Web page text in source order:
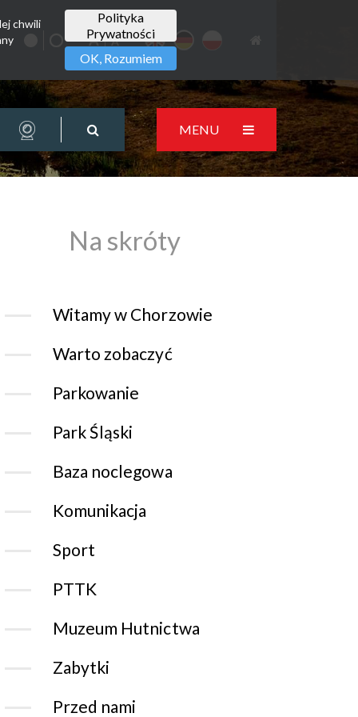
MENU
Na skróty
Witamy w Chorzowie
Warto zobaczyć
Parkowanie
Park Śląski
Baza noclegowa
Komunikacja
Sport
PTTK
Muzeum Hutnictwa
Zabytki
Przed nami
Polityka
Prywatności
OK, Rozumiem
chwili